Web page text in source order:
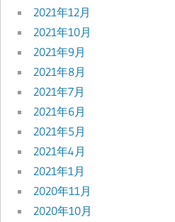
2021年12月
2021年10月
2021年9月
2021年8月
2021年7月
2021年6月
2021年5月
2021年4月
2021年1月
2020年11月
2020年10月